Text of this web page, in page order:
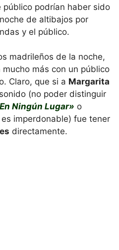
podrían haber sido
de altibajos por
y el público.
madrileños de la noche,
mucho más con un público
Claro, que si a Margarita
(no poder distinguir
Ningún Lugar» o
es imperdonable) fue tener
directamente.